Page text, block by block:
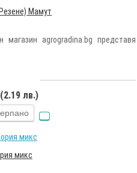
Мамут
agrogradina.bg представя
лв.)
микс